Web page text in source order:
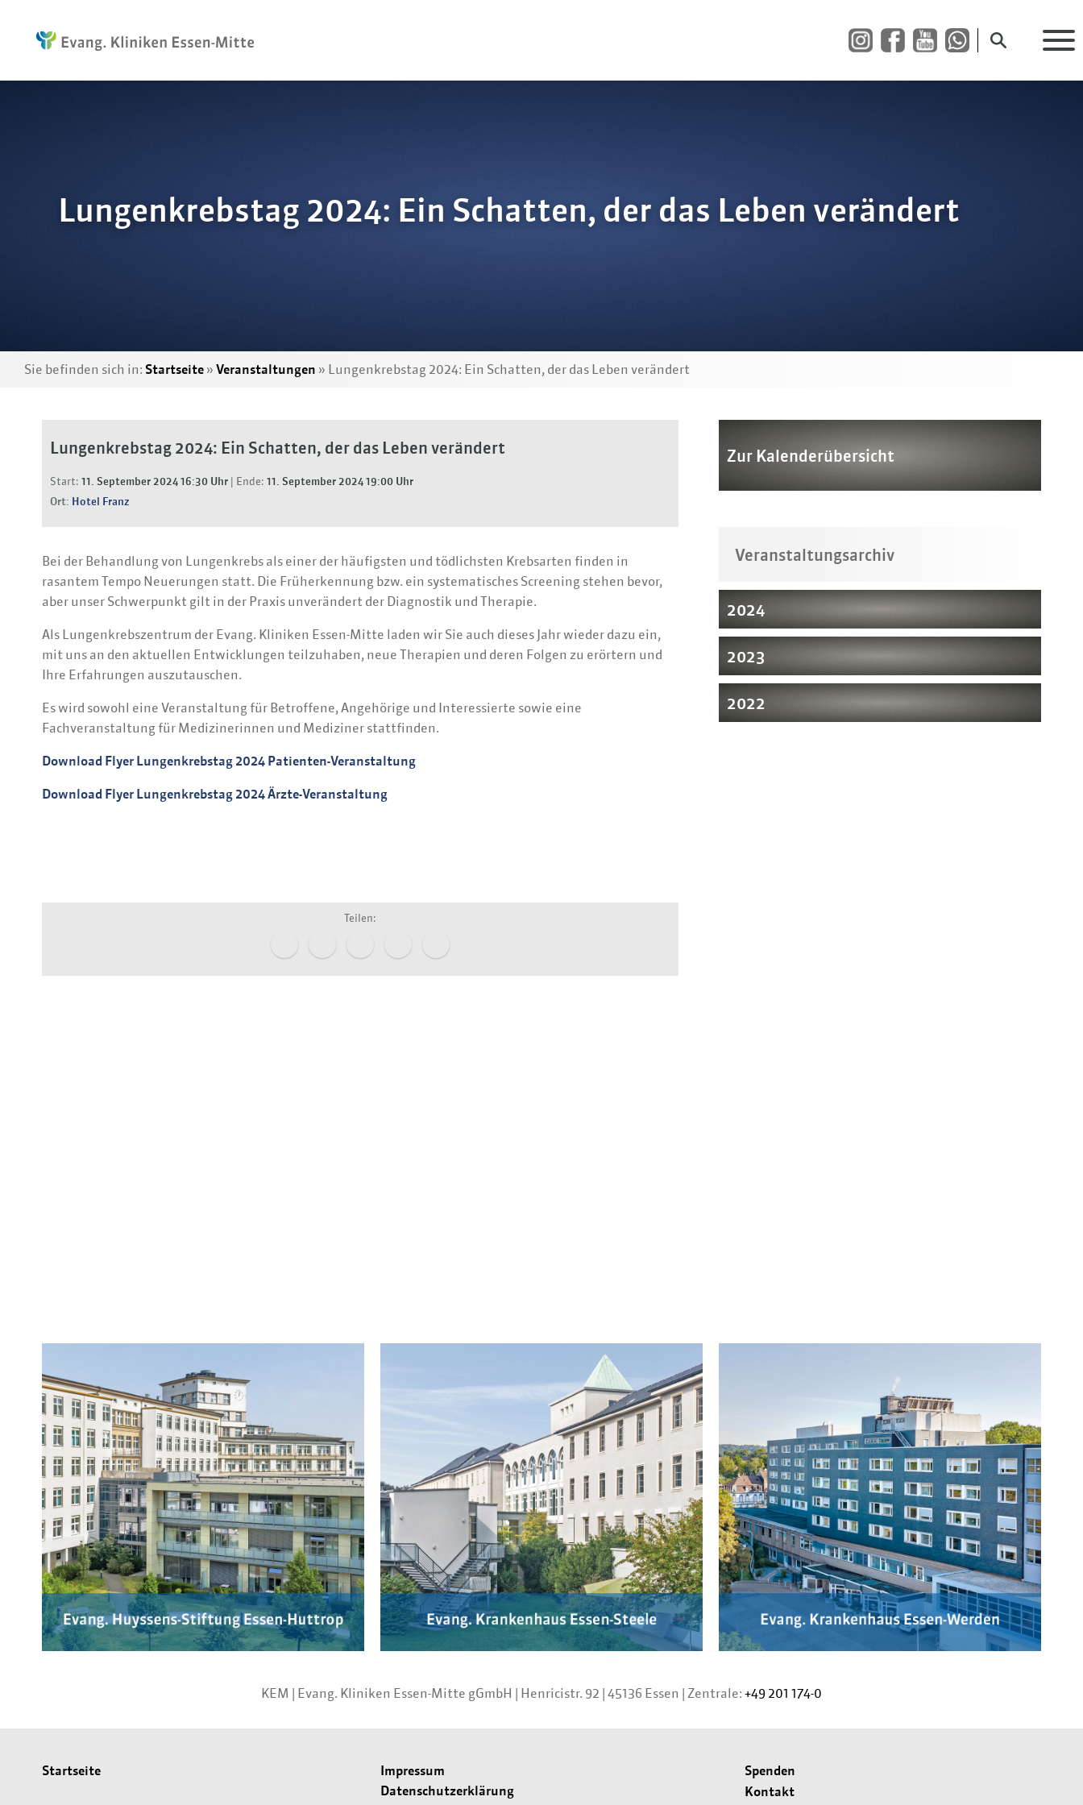
Suche öffnen
Lungenkrebstag 2024: Ein Schatten, der das Leben verändert
Sie befinden sich in: Startseite » Veranstaltungen » Lungenkrebstag 2024: Ein Schatten, der das Leben verändert
Lungenkrebstag 2024: Ein Schatten, der das Leben verändert
Start: 11. September 2024 16:30 Uhr | Ende: 11. September 2024 19:00 Uhr
Ort: Hotel Franz
Bei der Behandlung von Lungenkrebs als einer der häufigsten und tödlichsten Krebsarten finden in
rasantem Tempo Neuerungen statt. Die Früherkennung bzw. ein systematisches Screening stehen bevor,
aber unser Schwerpunkt gilt in der Praxis unverändert der Diagnostik und Therapie.
Als Lungenkrebszentrum der Evang. Kliniken Essen-Mitte laden wir Sie auch dieses Jahr wieder dazu ein,
mit uns an den aktuellen Entwicklungen teilzuhaben, neue Therapien und deren Folgen zu erörtern und
Ihre Erfahrungen auszutauschen.
Es wird sowohl eine Veranstaltung für Betroffene, Angehörige und Interessierte sowie eine
Fachveranstaltung für Medizinerinnen und Mediziner stattfinden.
Download Flyer Lungenkrebstag 2024 Patienten-Veranstaltung
Download Flyer Lungenkrebstag 2024 Ärzte-Veranstaltung
Teilen:
Zur Kalenderübersicht
Veranstaltungsarchiv
2024
2023
2022
KEM | Evang. Kliniken Essen-Mitte gGmbH | Henricistr. 92 | 45136 Essen | Zentrale: +49 201 174-0
Startseite
Impressum
Datenschutzerklärung
Spenden
Kontakt